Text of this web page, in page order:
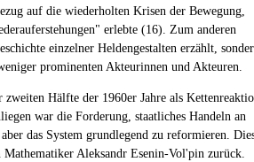
auf die wiederholten Krisen der Bewegung,
erlebte (16). Zum anderen
einzelner Heldengestalten erzählt,
prominenten Akteurinnen und Akteuren.
zweiten Hälfte der 1960er Jahre als
war die Forderung, staatliches Handeln an
das System grundlegend zu reformieren.
Aleksandr Esenin-Vol'pin zurück.